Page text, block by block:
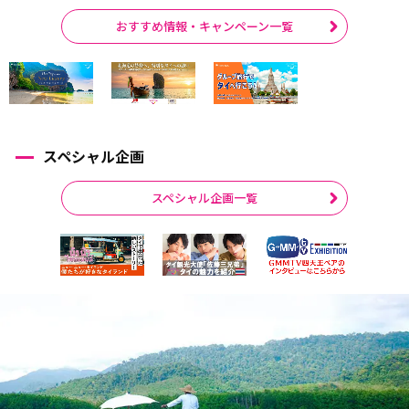
おすすめ情報・キャンペーン一覧
スペシャル企画
スペシャル企画一覧